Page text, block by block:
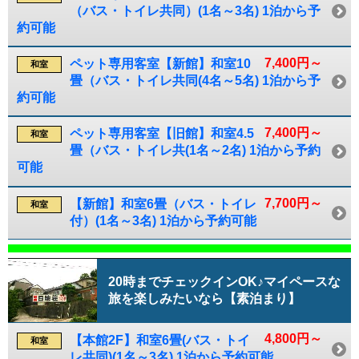
（バス・トイレ共同）(1名～3名) 1泊から予
約可能
7,400円～
和室
ペット専用客室【新館】和室10
畳（バス・トイレ共同(4名～5名) 1泊から予
約可能
7,400円～
和室
ペット専用客室【旧館】和室4.5
畳（バス・トイレ共(1名～2名) 1泊から予約
可能
7,700円～
和室
【新館】和室6畳（バス・トイレ
付）(1名～3名) 1泊から予約可能
20時までチェックインOK♪マイペースな
旅を楽しみたいなら【素泊まり】
4,800円～
和室
【本館2F】和室6畳(バス・トイ